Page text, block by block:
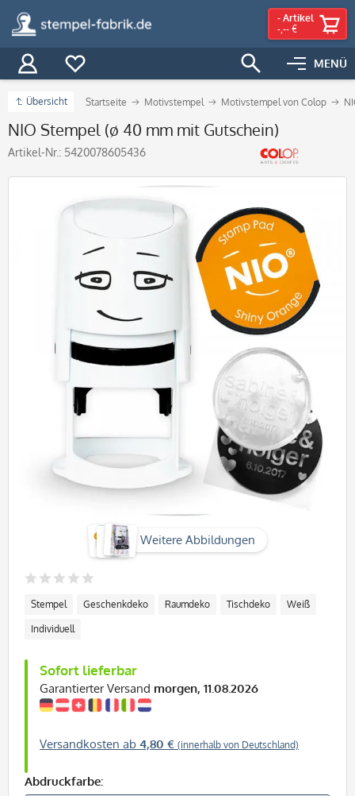
MENÜ
- Artikel
-,-- €
Übersicht Startseite Motivstempel Motivstempel von Colop
NIO Stempel (ø 40 mm mit Gutschein)
Artikel-Nr.: 5420078605436
Weitere Abbildungen
Stempel Geschenkdeko Raumdeko Tischdeko Weiß
Individuell
Sofort lieferbar
Garantierter Versand morgen, 11.08.2026
Versandkosten ab 4,80 € (innerhalb von Deutschland)
Abdruckfarbe: